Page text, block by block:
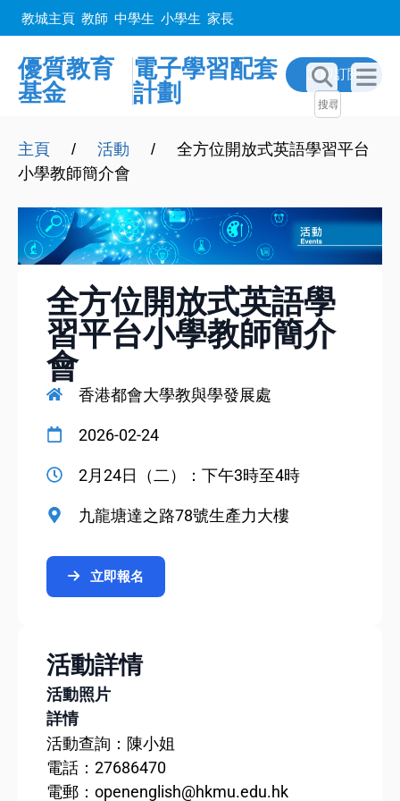
教城主頁 教師 中學生 小學生 家長
優質教育
基金
電子學習配套
計劃
立即訂閲
主頁 / 活動 /
全方位開放式英語學習平台
小學教師簡介會
全方位開放式英語學
習平台小學教師簡介
會
香港都會大學教與學發展處
2026-02-24
2月24日（二）：下午3時至4時
九龍塘達之路78號生產力大樓
立即報名
活動詳情
活動照片
詳情
活動查詢：陳小姐
電話：27686470
電郵：openenglish@hkmu.edu.hk